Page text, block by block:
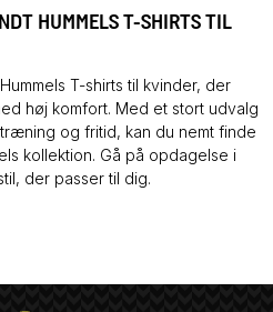
HUMMELS T-SHIRTS TIL
T-shirts til kvinder, der
høj komfort. Med et stort udvalg
og fritid, kan du nemt finde
kollektion. Gå på opdagelse i
der passer til dig.